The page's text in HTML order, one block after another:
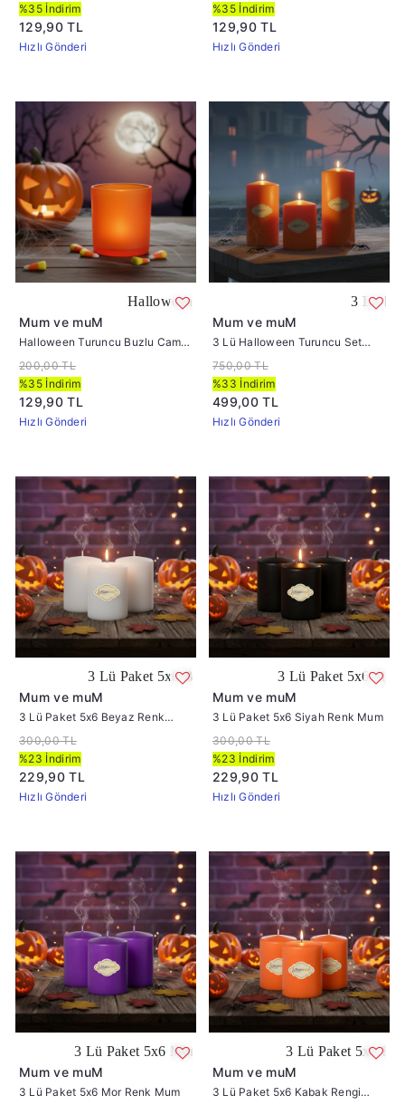
%35 İndirim
129,90 TL
Hızlı Gönderi
%35 İndirim
129,90 TL
Hızlı Gönderi
Halloween Turuncu Buzlu Cam Mumluk
Mum ve muM
Halloween Turuncu Buzlu Cam
Mumluk
200,00 TL
%35 İndirim
129,90 TL
Hızlı Gönderi
3 Lü
Mum ve muM
3 Lü Halloween Turuncu Set
Mum Çap :6 cm
750,00 TL
%33 İndirim
499,00 TL
Hızlı Gönderi
3 Lü Paket 5x6 Beyaz Renk Mum
Mum ve muM
3 Lü Paket 5x6 Beyaz Renk
Mum
300,00 TL
%23 İndirim
229,90 TL
Hızlı Gönderi
3 Lü Paket 5x6 Siyah Renk
Mum ve muM
3 Lü Paket 5x6 Siyah Renk Mum
300,00 TL
%23 İndirim
229,90 TL
Hızlı Gönderi
3 Lü Paket 5x6 Mor Renk Mum
Mum ve muM
3 Lü Paket 5x6 Mor Renk Mum
3 Lü Paket 5x6 Kabak
Mum ve muM
3 Lü Paket 5x6 Kabak Rengi